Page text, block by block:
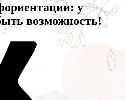
у
возможность!